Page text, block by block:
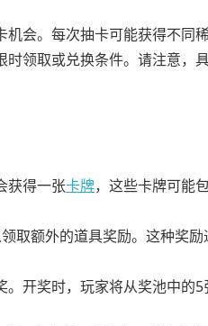
会。每次抽卡可能获得不同
领取或兑换条件。请注意，
获得一张卡牌，这些卡牌可能
取额外的道具奖励。这种奖励
开奖时，玩家将从奖池中的5